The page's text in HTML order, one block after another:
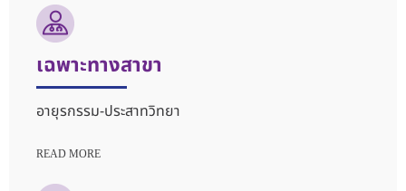
เฉพาะทางสาขา
อายุรกรรม-ประสาทวิทยา
READ MORE